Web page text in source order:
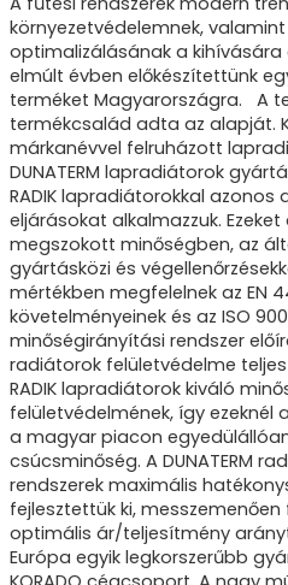
környezetvédelemnek,
optimalizálásának a
elmúlt évben előkészítettünk
terméket Magyarországra. A
termékcsalád adta az alapját.
márkanévvel felruházott
DUNATERM lapradiátorok
RADIK lapradiátorokkal
eljárásokat alkalmazzuk.
megszokott minőségben, az
gyártásközi és
mértékben megfelelnek az EN
követelményeinek és az ISO
minőségirányítási rendszer
radiátorok felületvédelme
RADIK lapradiátorok kiváló
felületvédelmének, így
a magyar piacon
csúcsminőség. A DUNATERM
rendszerek maximális
fejlesztettük ki,
optimális ár/teljesítmény
Európa egyik legkorszerűbb